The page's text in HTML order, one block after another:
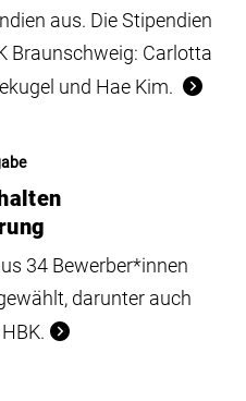
aus. Die Stipendien
Braunschweig: Carlotta
und Hae Kim.
34 Bewerber*innen
darunter auch